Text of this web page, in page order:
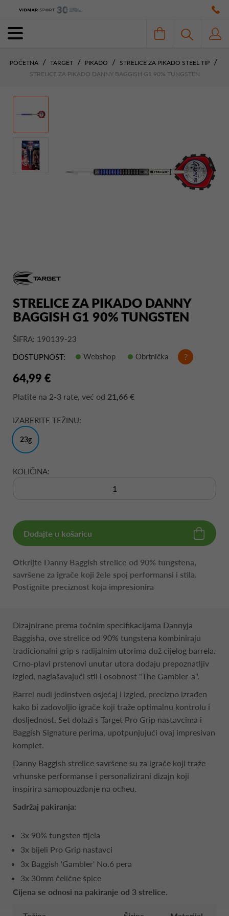
POČETNA TARGET PIKADO
STRELICE ZA PIKADO STEEL TIP
STRELICE ZA PIKADO DANNY BAGGISH G1 90% TUNGSTEN
STRELICE ZA PIKADO DANNY
BAGGISH G1 90% TUNGSTEN
ŠIFRA: 190139-23
DOSTUPNOST:
Webshop Obrtnička ?
64,99 €
Platite na 2-3 rate, već od 21,66 €
IZABERITE TEŽINU:
23g
KOLIČINA:
Dodajte u košaricu
Otkrijte Danny Baggish strelice od 90% tungstena,
savršene za igrače koji žele spoj performansi i stila.
Postignite preciznost koja impresionira
Dizajnirane prema točnim specifikacijama Dannyja
Baggisha, ove strelice od 90% tungstena kombiniraju
tradicionalni grip s radijalnim utorima duž cijelog barrela.
Crno-plavi prstenovi unutar utora dodaju prepoznatljiv
izgled, naglašavajući stil i osobnost "The Gambler-a".
Barrel nudi jedinstven osjećaj i izgled, precizno izrađen
kako bi zadovoljio igrače koji traže optimalnu kontrolu i
dosljednost. Set dolazi s Target Pro Grip nastavcima i
Baggish Signature perima, upotpunjujući ovaj impresivan
komplet.
Danny Baggish strelice savršene su za igrače koji traže
vrhunske performanse i personalizirani dizajn koji
inspirira samopouzdanje na ocheu.
Sadržaj pakiranja:
3x 90% tungsten tijela
3x bijeli Pro Grip nastavci
3x Baggish 'Gambler' No.6 pera
3x 30mm čelične špice
Cijena se odnosi na pakiranje od 3 strelice.